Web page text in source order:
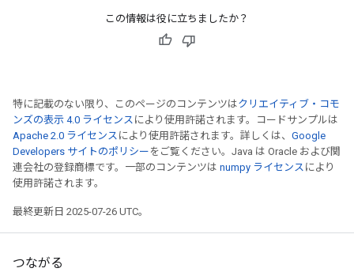
この情報は役に立ちましたか？
特に記載のない限り、このページのコンテンツはクリエイティブ・コモ
ンズの表示 4.0 ライセンス により使用許諾されます。コードサンプルは
Apache 2.0 ライセンス により使用許諾されます。詳しくは、 Google
Developers サイトのポリシー をご覧ください。Java は Oracle および関
連会社の登録商標です。一部のコンテンツは numpy ライセンス により
使用許諾されます。
最終更新日 2025-07-26 UTC。
つながる